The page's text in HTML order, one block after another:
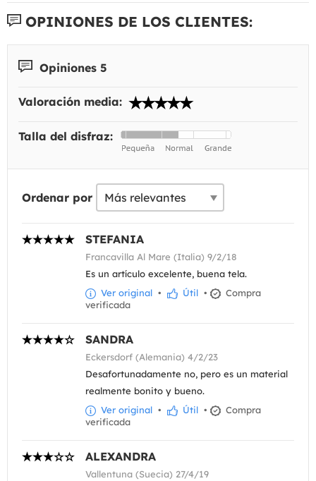
OPINIONES DE LOS CLIENTES:
Opiniones 5
Valoración media:
Talla del disfraz:
Ordenar por
STEFANIA
Francavilla Al Mare (Italia) 9/2/18
Es un artículo excelente, buena tela.
Ver original • Útil •
Compra
verificada
SANDRA
Eckersdorf (Alemania) 4/2/23
Desafortunadamente no, pero es un material
realmente bonito y bueno.
Ver original • Útil •
Compra
verificada
ALEXANDRA
Vallentuna (Suecia) 27/4/19